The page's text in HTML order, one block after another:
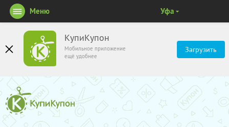
КупиКупон
Мобильное приложение
ещё удобнее
Загрузить
Меню Уфа